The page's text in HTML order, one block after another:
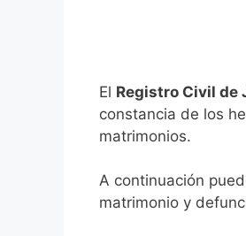
El Registro Civil de
constancia de los
matrimonios.
A continuación
matrimonio y